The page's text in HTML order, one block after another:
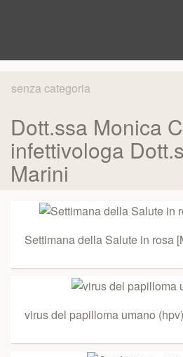
senza categoria
Dott.ssa Monica
infettivologa
Marini
Settimana della Salute in rosa
virus del papilloma umano (hpv)